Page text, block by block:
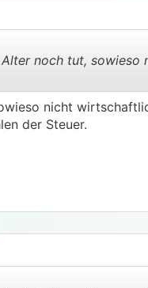
noch tut, sowieso
nicht
der Steuer.